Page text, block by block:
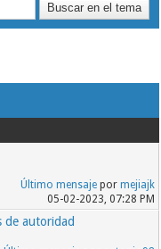
Último mensajepor mejiajk
05-02-2023, 07:28 PM
de autoridad